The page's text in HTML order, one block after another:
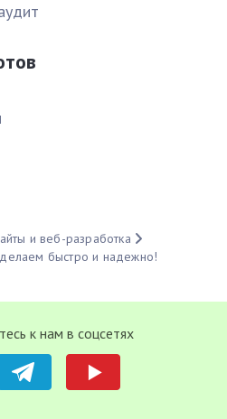
и веб-разработка
быстро и надежно!
к нам в соцсетях